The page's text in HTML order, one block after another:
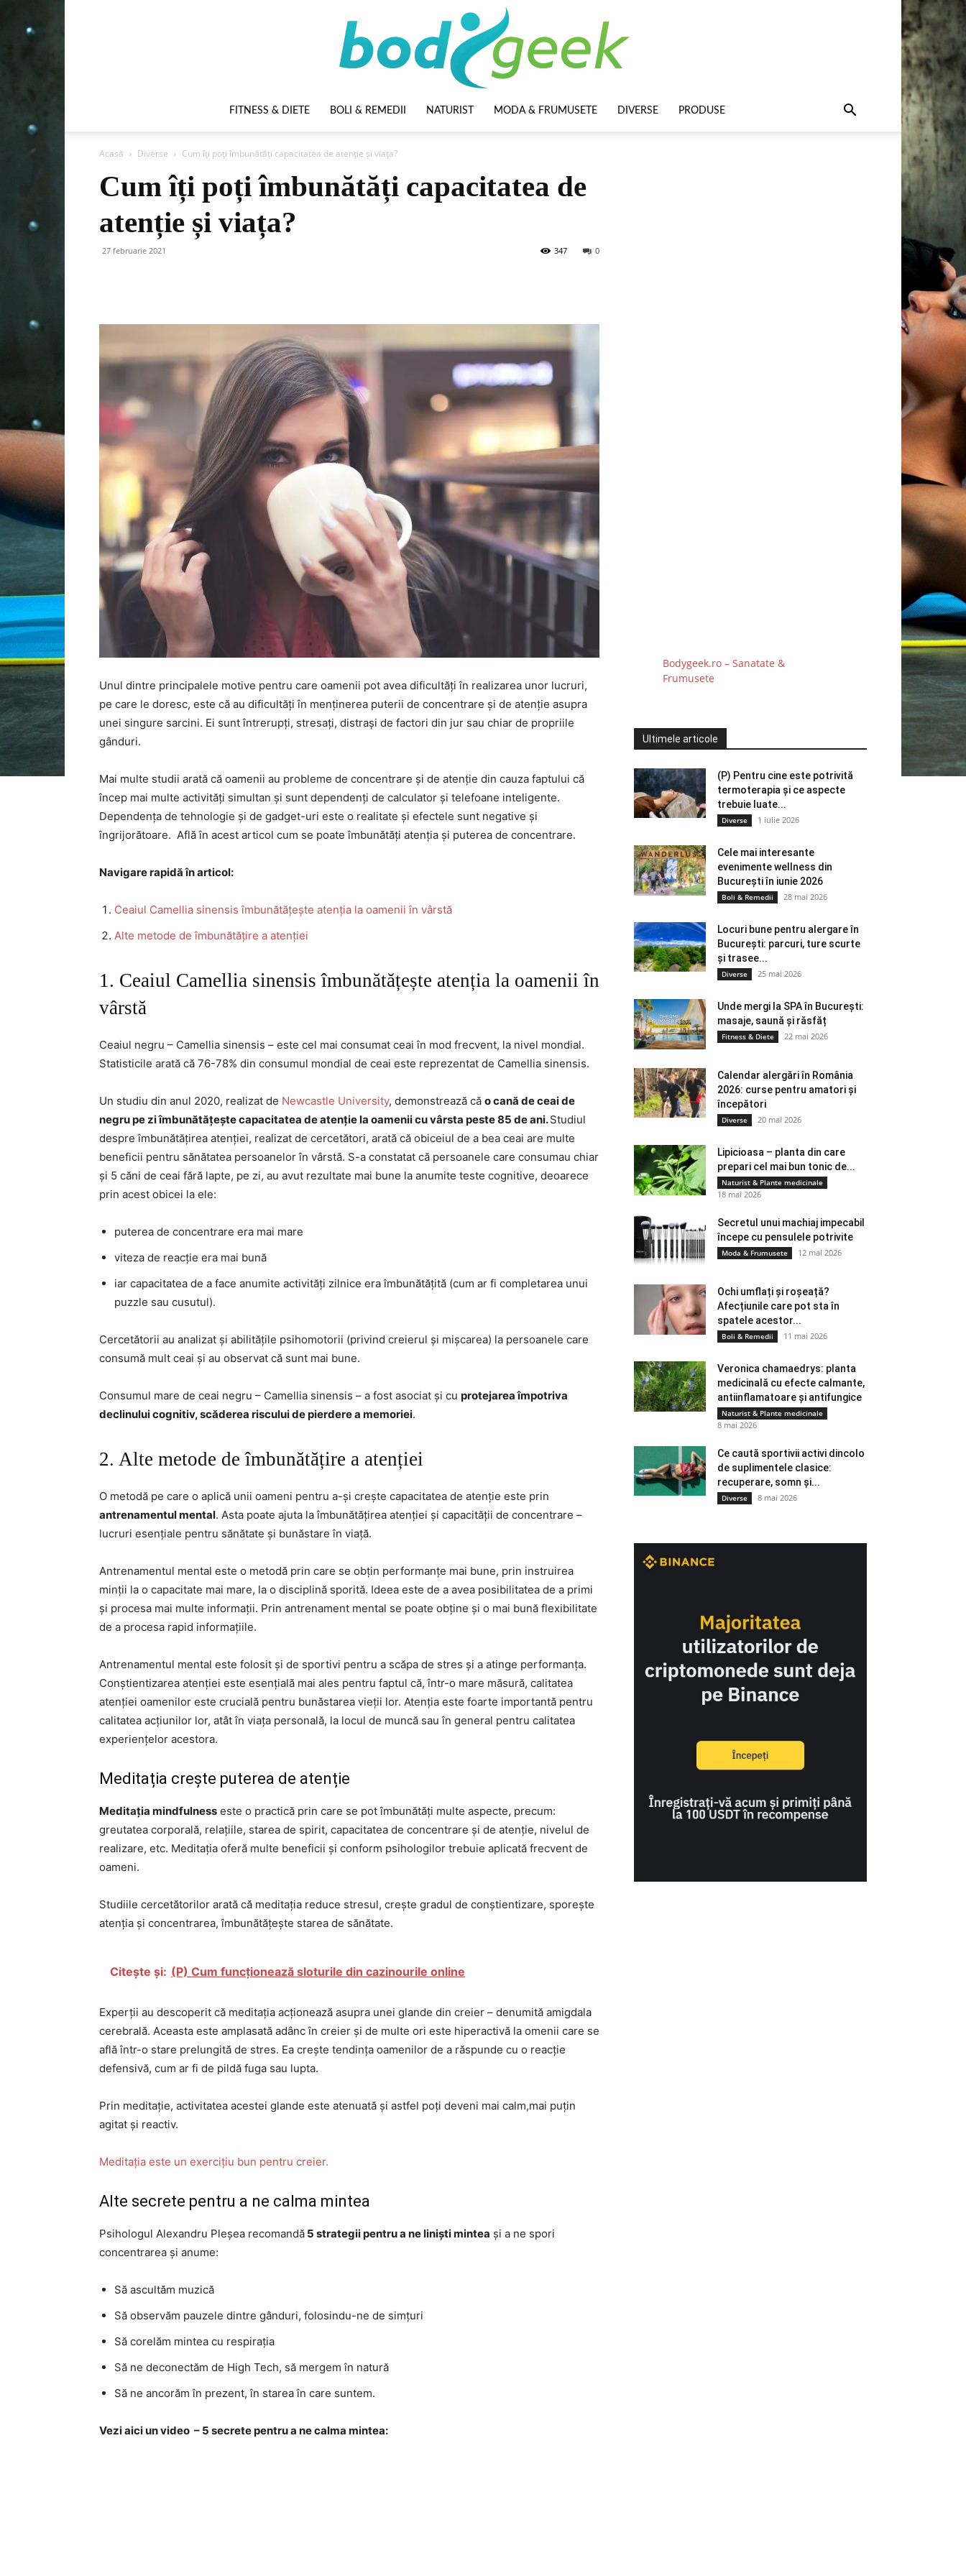
FITNESS & DIETE BOLI & REMEDII NATURIST MODA & FRUMUSETE DIVERSE PRODUSE
Acasă Diverse Cum îți poți îmbunătăți capacitatea de atenție și viața?
Cum îți poți îmbunătăți capacitatea de
atenție și viața?
27 februarie 2021 0
347
Unul dintre principalele motive pentru care oamenii pot avea dificultăți în realizarea unor lucruri,
pe care le doresc, este că au dificultăți în menținerea puterii de concentrare și de atenție asupra
unei singure sarcini. Ei sunt întrerupți, stresați, distrași de factori din jur sau chiar de propriile
gânduri.
Mai multe studii arată că oamenii au probleme de concentrare și de atenție din cauza faptului că
încep mai multe activități simultan și sunt dependenți de calculator și telefoane inteligente.
Dependența de tehnologie și de gadget-uri este o realitate și efectele sunt negative și
îngrijorătoare. Află în acest articol cum se poate îmbunătăți atenția și puterea de concentrare.
Navigare rapidă în articol:
Ceaiul Camellia sinensis îmbunătățește atenția la oamenii în vârstă
Alte metode de îmbunătățire a atenției
1. Ceaiul Camellia sinensis îmbunătățește atenția la oamenii în
vârstă
Ceaiul negru – Camellia sinensis – este cel mai consumat ceai în mod frecvent, la nivel mondial.
Statisticile arată că 76-78% din consumul mondial de ceai este reprezentat de Camellia sinensis.
Un studiu din anul 2020, realizat de Newcastle University, demonstrează că o cană de ceai de
negru pe zi îmbunătățește capacitatea de atenție la oamenii cu vârsta peste 85 de ani.Studiul
despre îmbunătățirea atenției, realizat de cercetători, arată că obiceiul de a bea ceai are multe
beneficii pentru sănătatea persoanelor în vârstă. S-a constatat că persoanele care consumau chiar
și 5 căni de ceai fără lapte, pe zi, au avut rezultate mai bune la anumite teste cognitive, deoarece
prin acest obicei la ele:
puterea de concentrare era mai mare
viteza de reacție era mai bună
iar capacitatea de a face anumite activități zilnice era îmbunătățită (cum ar fi completarea unui
puzzle sau cusutul).
Cercetătorii au analizat și abilitățile psihomotorii (privind creierul și mișcarea) la persoanele care
consumă mult ceai și au observat că sunt mai bune.
Consumul mare de ceai negru – Camellia sinensis – a fost asociat și cu protejarea împotriva
declinului cognitiv, scăderea riscului de pierdere a memoriei.
2. Alte metode de îmbunătățire a atenției
O metodă pe care o aplică unii oameni pentru a-și crește capacitatea de atenție este prin
antrenamentul mental. Asta poate ajuta la îmbunătățirea atenției și capacității de concentrare –
lucruri esențiale pentru sănătate și bunăstare în viață.
Antrenamentul mental este o metodă prin care se obțin performanțe mai bune, prin instruirea
minții la o capacitate mai mare, la o disciplină sporită. Ideea este de a avea posibilitatea de a primi
și procesa mai multe informații. Prin antrenament mental se poate obține și o mai bună flexibilitate
de a procesa rapid informațiile.
Antrenamentul mental este folosit și de sportivi pentru a scăpa de stres și a atinge performanța.
Conștientizarea atenției este esențială mai ales pentru faptul că, într-o mare măsură, calitatea
atenției oamenilor este crucială pentru bunăstarea vieții lor. Atenția este foarte importantă pentru
calitatea acțiunilor lor, atât în viața personală, la locul de muncă sau în general pentru calitatea
experiențelor acestora.
Meditația crește puterea de atenție
Meditația mindfulness este o practică prin care se pot îmbunătăți multe aspecte, precum:
greutatea corporală, relațiile, starea de spirit, capacitatea de concentrare și de atenție, nivelul de
realizare, etc. Meditația oferă multe beneficii și conform psihologilor trebuie aplicată frecvent de
oameni.
Studiile cercetătorilor arată că meditația reduce stresul, crește gradul de conștientizare, sporește
atenția și concentrarea, îmbunătățește starea de sănătate.
Citește și: (P) Cum funcționează sloturile din cazinourile online
Experții au descoperit că meditația acționează asupra unei glande din creier – denumită amigdala
cerebrală. Aceasta este amplasată adânc în creier și de multe ori este hiperactivă la omenii care se
află într-o stare prelungită de stres. Ea crește tendința oamenilor de a răspunde cu o reacție
defensivă, cum ar fi de pildă fuga sau lupta.
Prin meditație, activitatea acestei glande este atenuată și astfel poți deveni mai calm,mai puțin
agitat și reactiv.
Meditația este un exercițiu bun pentru creier.
Alte secrete pentru a ne calma mintea
Psihologul Alexandru Pleșea recomandă 5 strategii pentru a ne liniști mintea și a ne spori
concentrarea și anume:
Să ascultăm muzică
Să observăm pauzele dintre gânduri, folosindu-ne de simțuri
Să corelăm mintea cu respirația
Să ne deconectăm de High Tech, să mergem în natură
Să ne ancorăm în prezent, în starea în care suntem.
Vezi aici un video – 5 secrete pentru a ne calma mintea:
Bodygeek.ro – Sanatate &
Frumusete
Ultimele articole
(P) Pentru cine este potrivită
termoterapia și ce aspecte
trebuie luate...
Diverse 1 iulie 2026
Cele mai interesante
evenimente wellness din
București în iunie 2026
Boli & Remedii 28 mai 2026
Locuri bune pentru alergare în
București: parcuri, ture scurte
și trasee...
Diverse 25 mai 2026
Unde mergi la SPA în București:
masaje, saună și răsfăț
Fitness & Diete 22 mai 2026
Calendar alergări în România
2026: curse pentru amatori și
începători
Diverse 20 mai 2026
Lipicioasa – planta din care
prepari cel mai bun tonic de...
Naturist & Plante medicinale
18 mai 2026
Secretul unui machiaj impecabil
începe cu pensulele potrivite
Moda & Frumusete 12 mai 2026
Ochi umflați și roșeață?
Afecțiunile care pot sta în
spatele acestor...
Boli & Remedii 11 mai 2026
Veronica chamaedrys: planta
medicinală cu efecte calmante,
antiinflamatoare și antifungice
Naturist & Plante medicinale
8 mai 2026
Ce caută sportivii activi dincolo
de suplimentele clasice:
recuperare, somn și...
Diverse 8 mai 2026